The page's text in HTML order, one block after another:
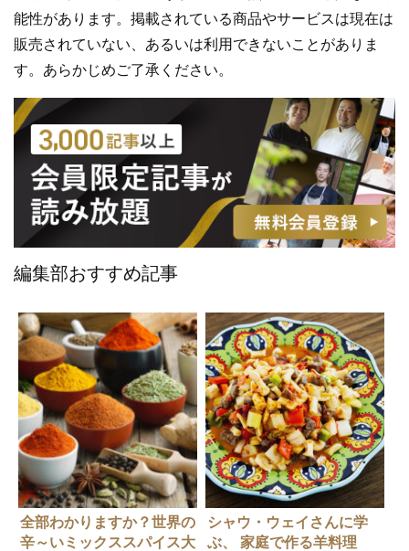
能性があります。掲載されている商品やサービスは現在は
販売されていない、あるいは利用できないことがありま
す。あらかじめご了承ください。
編集部おすすめ記事
全部わかりますか？世界の
辛～いミックススパイス大
シャウ・ウェイさんに学
ぶ、 家庭で作る羊料理